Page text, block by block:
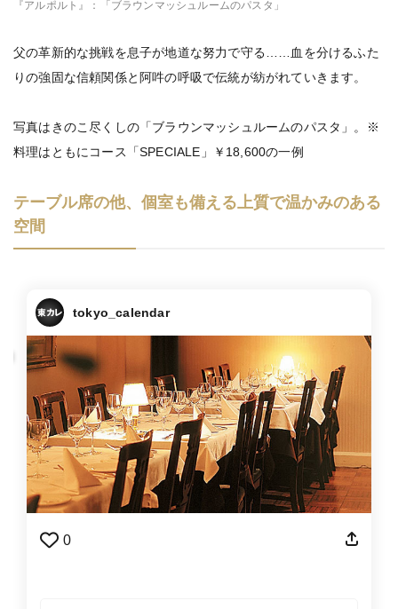
『アルポルト』：「ブラウンマッシュルームのパスタ」
父の革新的な挑戦を息子が地道な努力で守る……血を分けるふた
りの強固な信頼関係と阿吽の呼吸で伝統が紡がれていきます。
写真はきのこ尽くしの「ブラウンマッシュルームのパスタ」。※
料理はともにコース「SPECIALE」￥18,600の一例
テーブル席の他、個室も備える上質で温かみのある
空間
tokyo_calendar
0